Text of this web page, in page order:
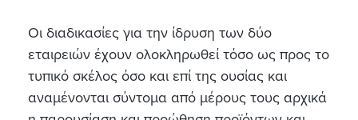
Οι διαδικασίες για την ίδρυση των δύο
εταιρειών έχουν ολοκληρωθεί τόσο ως προς το
τυπικό σκέλος όσο και επί της ουσίας και
αναμένονται σύντομα από μέρους τους αρχικά